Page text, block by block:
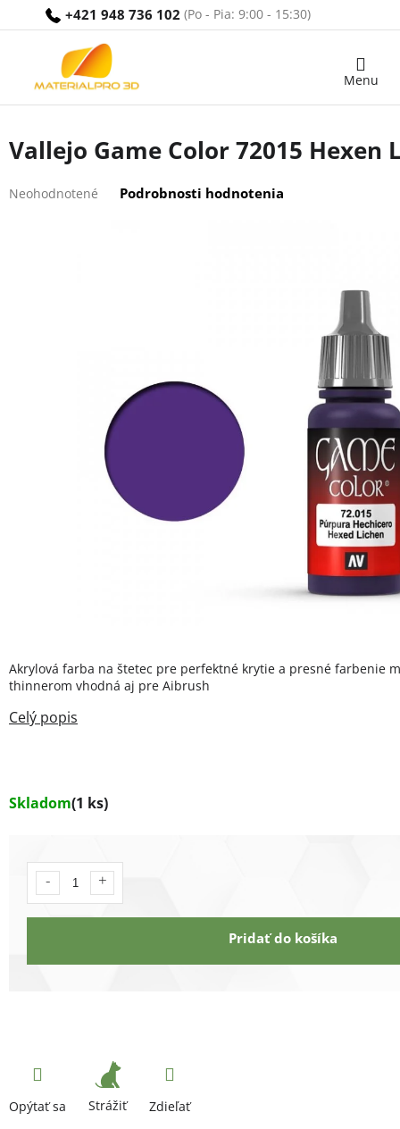
+421 948 736 102
Nákupný
Vallejo Game Color 72015 Hexen
hodnotenie
Neohodnotené Podrobnosti hodnotenia
Skladom(1 ks)
Pridať do košíka
Akrylová farba na štetec pre perfektné krytie a presné farbenie
thinnerom vhodná aj pre Aibrush
Opýtať sa Strážiť Zdieľať